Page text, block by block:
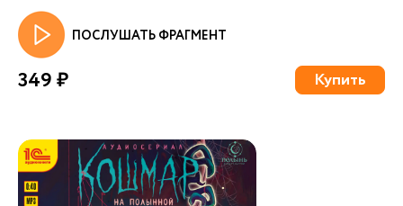
ПОСЛУШАТЬ ФРАГМЕНТ
349 ₽ Купить